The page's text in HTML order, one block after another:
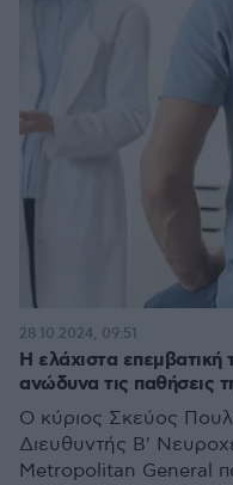
Η ελάχιστα επεμβατική
ανώδυνα τις παθήσεις
Ο κύριος Σκεύος
Διευθυντής Β'
Metropolitan General
28.10.2024, 09:51